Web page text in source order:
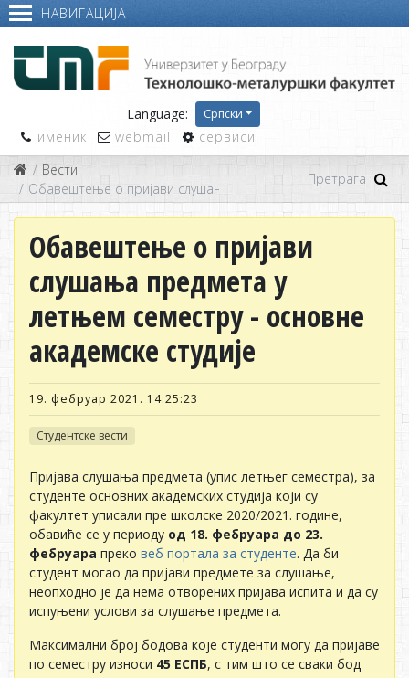
НАВИГАЦИЈА
Language: Српски
именик webmail
сервиси
Вести
Обавештење о пријави слушања предмета у летњем
Обавештење о пријави
слушања предмета у
летњем семестру - основне
академске студије
19. фебруар 2021. 14:25:23
Студентске вести
Пријава слушања предмета (упис летњег семестра), за
студенте основних академских студија који су
факултет уписали пре школске 2020/2021. године,
обавиће се у периоду од 18. фебруара до 23.
фебруара преко веб портала за студенте. Да би
студент могао да пријави предмете за слушање,
неопходно је да нема отворених пријава испита и да су
испуњени услови за слушање предмета.
Максимални број бодова које студенти могу да пријаве
по семестру износи 45 ЕСПБ, с тим што се сваки бод